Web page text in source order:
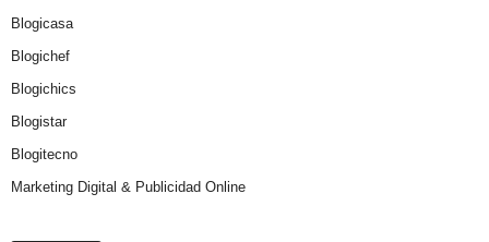
Blogicasa
Blogichef
Blogichics
Blogistar
Blogitecno
Marketing Digital & Publicidad Online